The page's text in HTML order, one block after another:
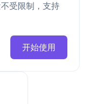
受限制，支持
开始使用